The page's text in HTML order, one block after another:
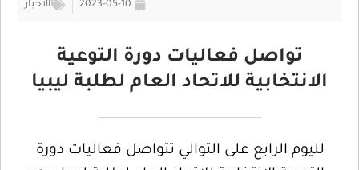
2023-05-10 الأخبار
تواصل فعاليات دورة التوعية
الانتخابية للاتحاد العام لطلبة ليبيا
لليوم الرابع على التوالي تتواصل فعاليات دورة